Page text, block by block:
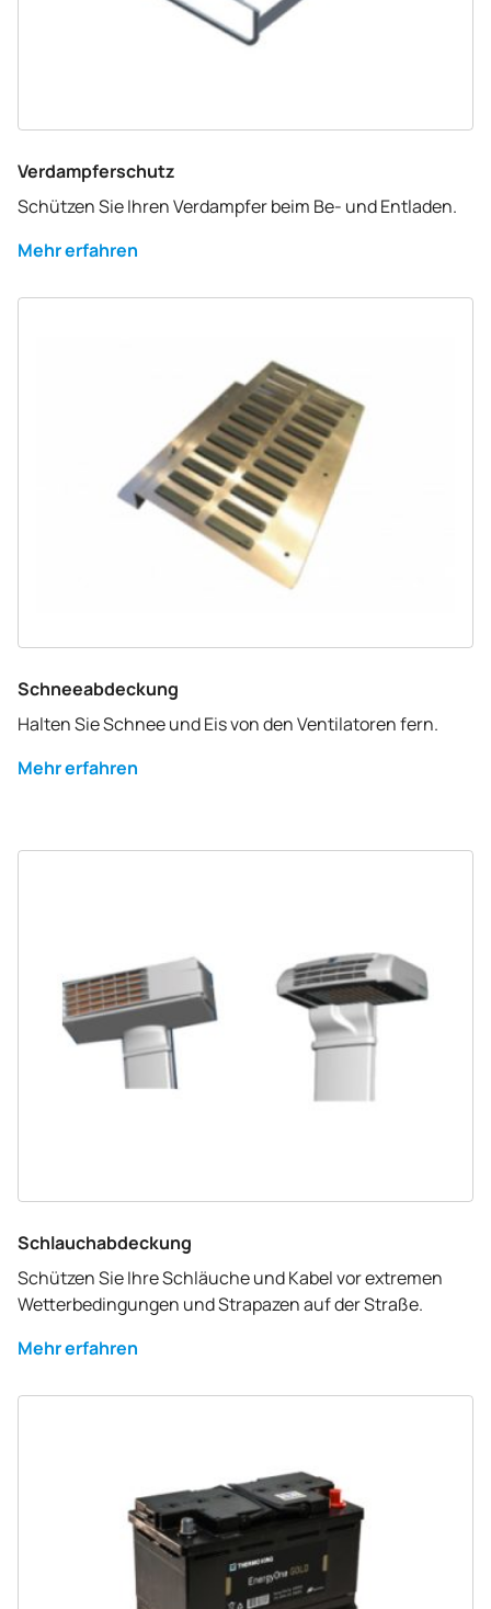
Verdampferschutz
Schützen Sie Ihren Verdampfer beim Be- und Entladen.
Mehr erfahren
Schneeabdeckung
Halten Sie Schnee und Eis von den Ventilatoren fern.
Mehr erfahren
Schlauchabdeckung
Schützen Sie Ihre Schläuche und Kabel vor extremen
Wetterbedingungen und Strapazen auf der Straße.
Mehr erfahren